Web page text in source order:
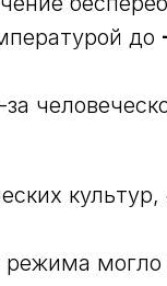
до